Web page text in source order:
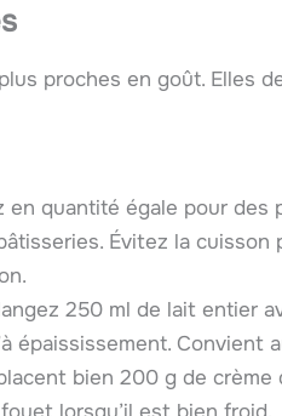
proches en goût. Elles
quantité égale pour des
Évitez la cuisson
250 ml de lait entier
épaississement. Convient
bien 200 g de crème